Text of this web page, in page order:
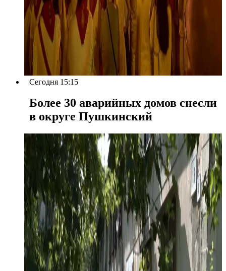
Сегодня 15:15
Более 30 аварийных домов снесли
в округе Пушкинский